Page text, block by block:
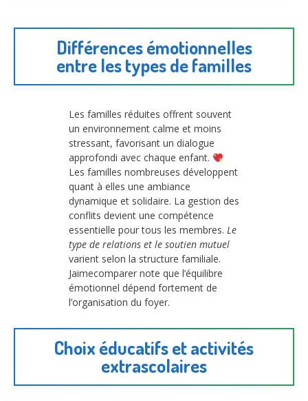
Différences émotionnelles
entre les types de familles
Les familles réduites offrent souvent
un environnement calme et moins
stressant, favorisant un dialogue
approfondi avec chaque enfant.
Les familles nombreuses développent
quant à elles une ambiance
dynamique et solidaire. La gestion des
conflits devient une compétence
essentielle pour tous les membres. Le
type de relations et le soutien mutuel
varient selon la structure familiale.
Jaimecomparer note que l’équilibre
émotionnel dépend fortement de
l’organisation du foyer.
Choix éducatifs et activités
extrascolaires